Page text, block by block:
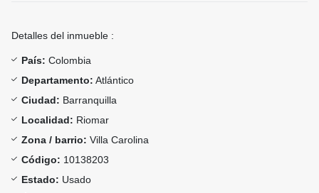
Detalles del inmueble :
País: Colombia
Departamento: Atlántico
Ciudad: Barranquilla
Localidad: Riomar
Zona / barrio: Villa Carolina
Código: 10138203
Estado: Usado